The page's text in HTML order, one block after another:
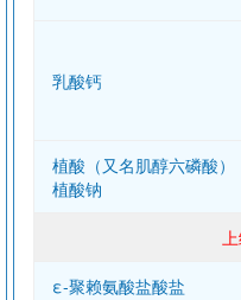
乳酸钙
植酸（又名肌醇六磷酸）
植酸钠
ε-聚赖氨酸盐酸盐